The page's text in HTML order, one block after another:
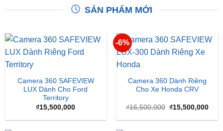
Camera 360 SAFEVIEW
LUX Dành Cho Ford
₫15,500,000
Camera 360 Dành Riêng
Cho Xe Honda CRV
₫16,500,000 Giá
gốc
là:
₫15,500,000